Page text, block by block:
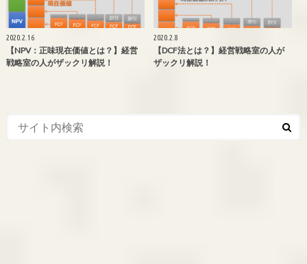
2020.2.16
【NPV：正味現在価値とは？】経営
戦略室の人がザックリ解説！
2020.2.8
【DCF法とは？】経営戦略室の人が
ザックリ解説！